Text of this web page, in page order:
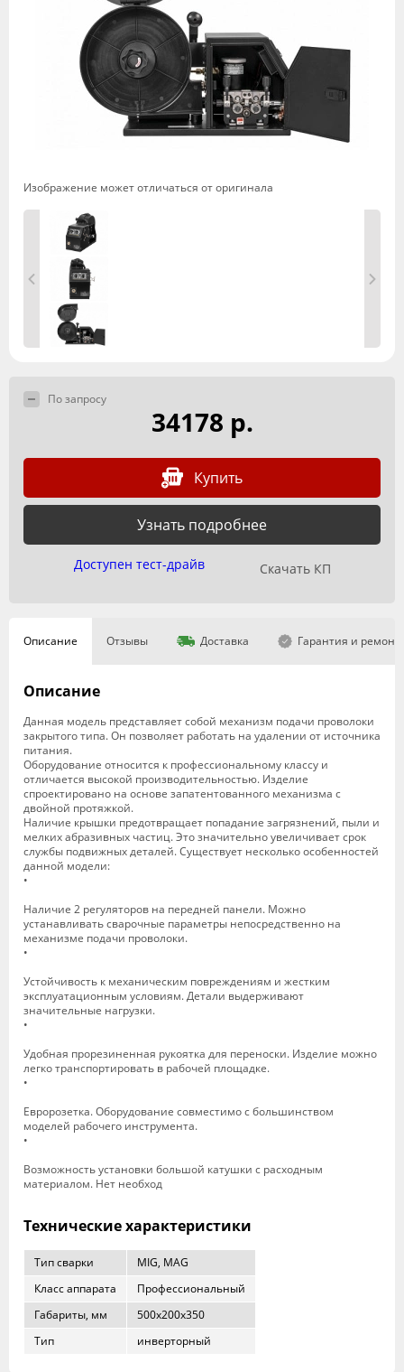
Изображение может отличаться от оригинала
По запросу
34178 р.
Купить
Узнать подробнее
Доступен тест-драйв Скачать КП
Описание Отзывы Доставка Гарантия и ремонт
Описание
Данная модель представляет собой механизм подачи проволоки
закрытого типа. Он позволяет работать на удалении от источника
питания.
Оборудование относится к профессиональному классу и
отличается высокой производительностью. Изделие
спроектировано на основе запатентованного механизма с
двойной протяжкой.
Наличие крышки предотвращает попадание загрязнений, пыли и
мелких абразивных частиц. Это значительно увеличивает срок
службы подвижных деталей. Существует несколько особенностей
данной модели:
•
Наличие 2 регуляторов на передней панели. Можно
устанавливать сварочные параметры непосредственно на
механизме подачи проволоки.
•
Устойчивость к механическим повреждениям и жестким
эксплуатационным условиям. Детали выдерживают
значительные нагрузки.
•
Удобная прорезиненная рукоятка для переноски. Изделие можно
легко транспортировать в рабочей площадке.
•
Евророзетка. Оборудование совместимо с большинством
моделей рабочего инструмента.
•
Возможность установки большой катушки с расходным
материалом. Нет необход
Технические характеристики
Тип сварки
MIG, MAG
Класс аппарата
Профессиональный
Габариты, мм
500x200x350
Тип
инверторный